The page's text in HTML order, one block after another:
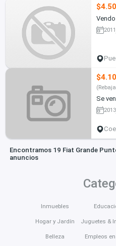
2011
Se
2013
Encontramos 19 Fiat Grande
anuncios
Inmuebles
Hogar y Jardín
Belleza
Juguetes &
Empleos